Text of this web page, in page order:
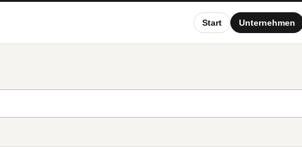
Start Unternehmen